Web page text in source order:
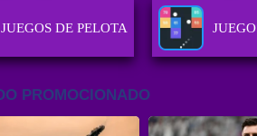
JUEGOS DE PELOTA